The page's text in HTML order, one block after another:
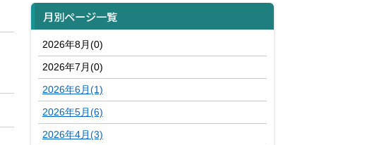
月別ページ一覧
2026年8月(0)
2026年7月(0)
2026年6月(1)
2026年5月(6)
2026年4月(3)